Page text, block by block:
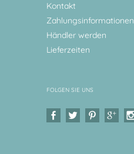
Kontakt
Zahlungsinformationen
Händler werden
Lieferzeiten
FOLGEN SIE UNS